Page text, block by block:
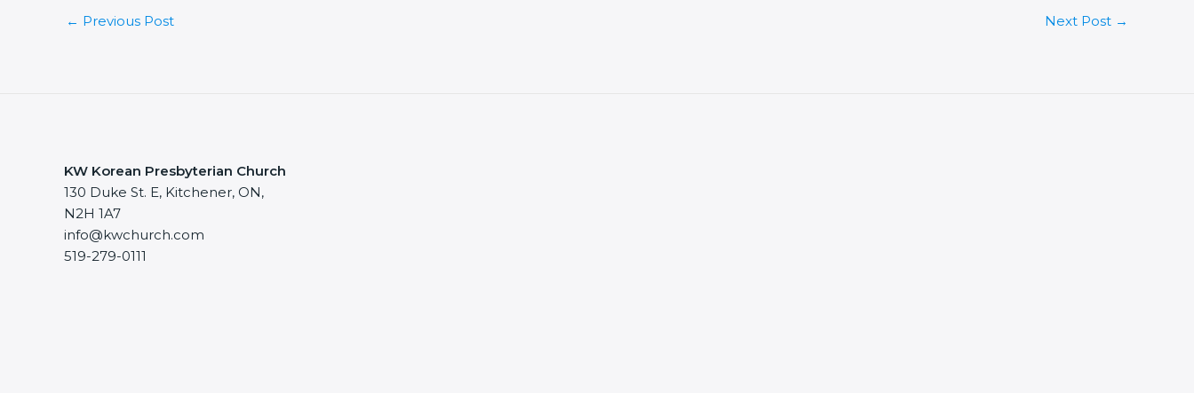
← Previous Post Next Post →
KW Korean Presbyterian Church
130 Duke St. E, Kitchener, ON,
N2H 1A7
info@kwchurch.com
519-279-0111